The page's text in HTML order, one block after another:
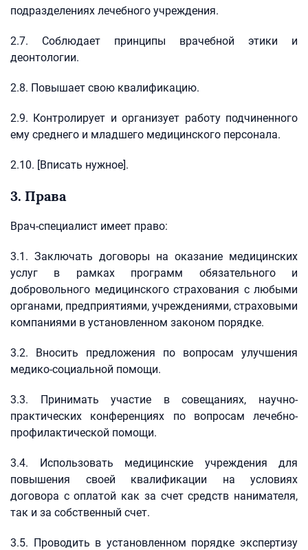
подразделениях лечебного учреждения.
2.7. Соблюдает принципы врачебной этики и
деонтологии.
2.8. Повышает свою квалификацию.
2.9. Контролирует и организует работу подчиненного
ему среднего и младшего медицинского персонала.
2.10. [Вписать нужное].
3. Права
Врач-специалист имеет право:
3.1. Заключать договоры на оказание медицинских
услуг в рамках программ обязательного и
добровольного медицинского страхования с любыми
органами, предприятиями, учреждениями, страховыми
компаниями в установленном законом порядке.
3.2. Вносить предложения по вопросам улучшения
медико-социальной помощи.
3.3. Принимать участие в совещаниях, научно-
практических конференциях по вопросам лечебно-
профилактической помощи.
3.4. Использовать медицинские учреждения для
повышения своей квалификации на условиях
договора с оплатой как за счет средств нанимателя,
так и за собственный счет.
3.5. Проводить в установленном порядке экспертизу